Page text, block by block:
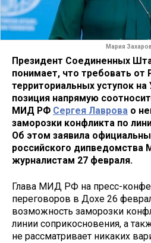
Мария
Президент Соединенных
понимает, что требовать от
территориальных уступок
позиция напрямую
МИД РФ Сергея Лаврова о
заморозки конфликта по
Об этом заявила
российского дипведомства
журналистам 27 февраля.
Глава МИД РФ на пресс-
переговоров в Дохе 26
возможность заморозки
линии соприкосновения, а
не рассматривает никаких